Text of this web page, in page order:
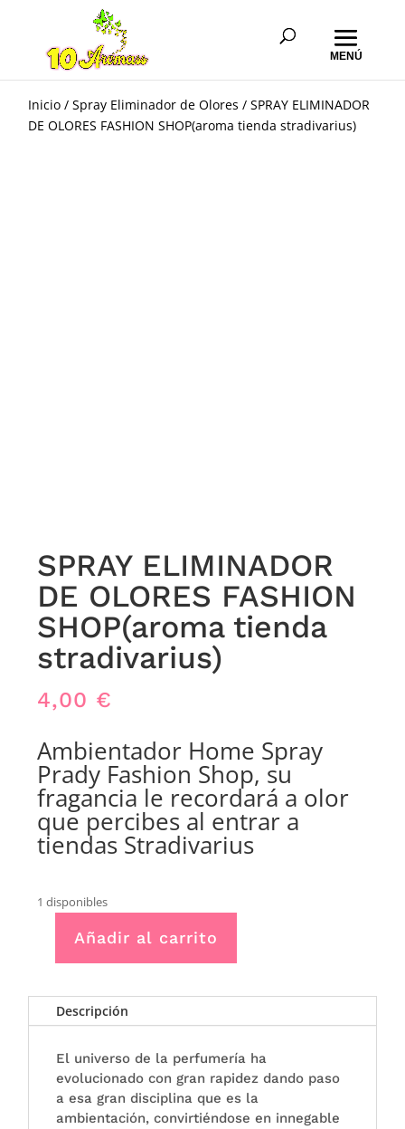
Inicio /Spray Eliminador de Olores / SPRAY ELIMINADOR
DE OLORES FASHION SHOP(aroma tienda stradivarius)
SPRAY ELIMINADOR
DE OLORES FASHION
SHOP(aroma tienda
stradivarius)
4,00 €
Ambientador Home Spray
Prady Fashion Shop, su
fragancia le recordará a olor
que percibes al entrar a
tiendas Stradivarius
1 disponibles
SPRAY
ELIMINADOR
OLORES
FASHION
SHOP(aroma
tienda
stradivarius)
cantidad
Añadir al carrito
Descripción
El universo de la perfumería ha
evolucionado con gran rapidez dando paso
a esa gran disciplina que es la
ambientación, convirtiéndose en innegable